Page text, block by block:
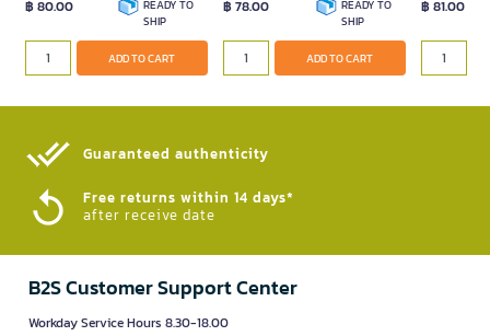
฿ 80.00
READY TO
SHIP
ADD TO CART
฿ 78.00
READY TO
SHIP
ADD TO CART
฿ 81.00
Guaranteed authenticity​
Free returns within 14 days*
after receive date
B2S Customer Support Center
Workday Service Hours 8.30-18.00